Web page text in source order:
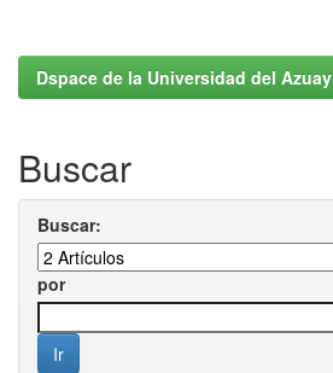
Dspace de la Universidad del Azuay
Buscar
Buscar:
por